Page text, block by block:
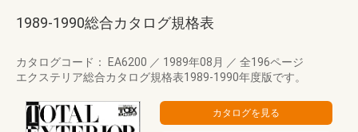
1989-1990総合カタログ規格表
カタログコード： EA6200 ／ 1989年08月 ／ 全196ページ
エクステリア総合カタログ規格表1989-1990年度版です。